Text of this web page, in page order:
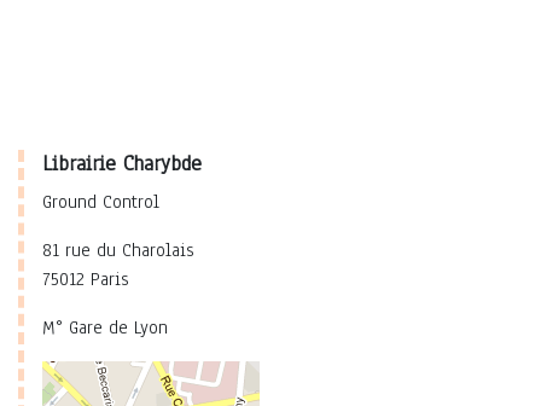
Librairie Charybde
Ground Control
81 rue du Charolais
75012 Paris
M° Gare de Lyon